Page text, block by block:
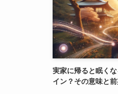
実家に帰ると眠く
イン？その意味と